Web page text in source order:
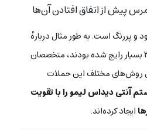
پیش از اتفاق افتادن آن‌ها
و پررنگ است. به طور مثال درباره‌ٔ
، که در سال ۲۰۲۱ بسیار رایج شده‌ بودند، متخصصان
روش‌های مختلف این حملات
آنتی دیداس لیمو را با تقویت
ایجاد کرده‌اند.